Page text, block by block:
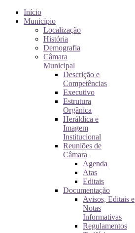
Início
Município
Localização
História
Demografia
Câmara
Municipal
Descrição e
Competências
Executivo
Estrutura
Orgânica
Heráldica e
Imagem
Institucional
Reuniões de
Câmara
Agenda
Atas
Editais
Documentação
Avisos, Editais e
Notas
Informativas
Regulamentos